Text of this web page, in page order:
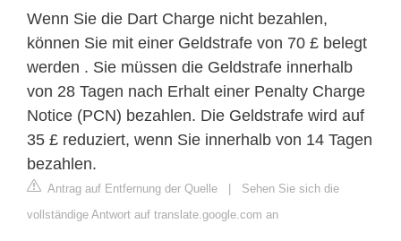
Wenn Sie die Dart Charge nicht bezahlen,
können Sie mit einer Geldstrafe von 70 £ belegt
werden . Sie müssen die Geldstrafe innerhalb
von 28 Tagen nach Erhalt einer Penalty Charge
Notice (PCN) bezahlen. Die Geldstrafe wird auf
35 £ reduziert, wenn Sie innerhalb von 14 Tagen
bezahlen.
Antrag auf Entfernung der Quelle | Sehen Sie sich die
vollständige Antwort auf translate.google.com an